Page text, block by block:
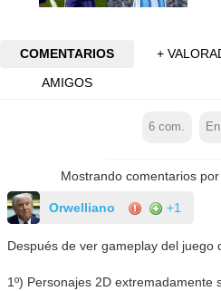
COMENTARIOS
+
AMIGOS
6 com.
Mostrando comentarios
Orwelliano +1
Después de ver gameplay del juego
1º) Personajes 2D extremadamente